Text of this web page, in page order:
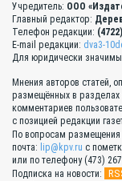
Учредитель: ООО
Главный редактор:
Телефон редакции:
E-mail редакции: dva3-
Для юридически
Мнения авторов статей,
размещённых в разделах
комментариев
с позицией редакции
По вопросам
почта: lip@kpv.ru с
или по телефону (473)
Подписка на новости: